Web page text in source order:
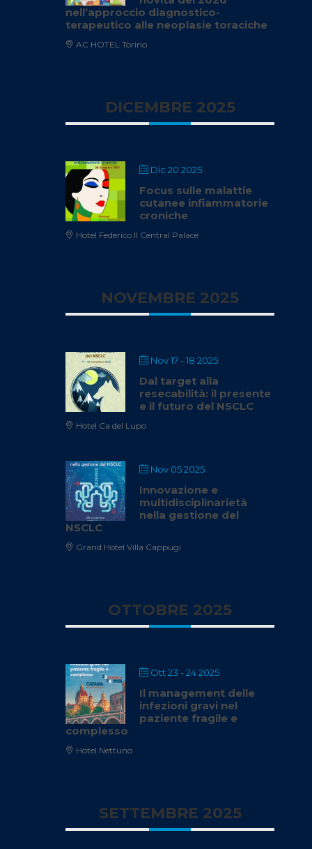
nell’approccio diagnostico-
terapeutico alle neoplasie toraciche
AC HOTEL Torino
DICEMBRE 2025
Dic 20 2025
Focus sulle malattie
cutanee infiammatorie
croniche
Hotel Federico II Central Palace
NOVEMBRE 2025
Nov 17 - 18 2025
Dal target alla
resecabilità: il presente
e il futuro del NSCLC
Hotel Ca del Lupo
Nov 05 2025
Innovazione e
multidisciplinarietà
nella gestione del
NSCLC
Grand Hotel Villa Cappugi
OTTOBRE 2025
Ott 23 - 24 2025
Il management delle
infezioni gravi nel
paziente fragile e
complesso
Hotel Nettuno
SETTEMBRE 2025